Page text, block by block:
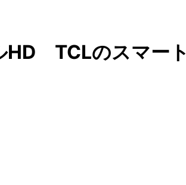
HD TCLのスマート